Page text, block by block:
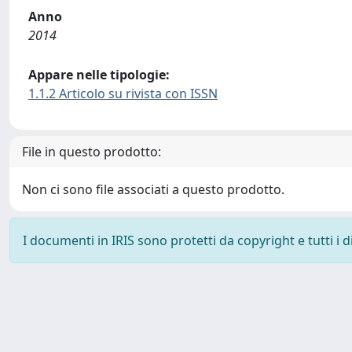
Anno
2014
Appare nelle tipologie:
1.1.2 Articolo su rivista con ISSN
File in questo prodotto:
Non ci sono file associati a questo prodotto.
I documenti in IRIS sono protetti da copyright e tutti i